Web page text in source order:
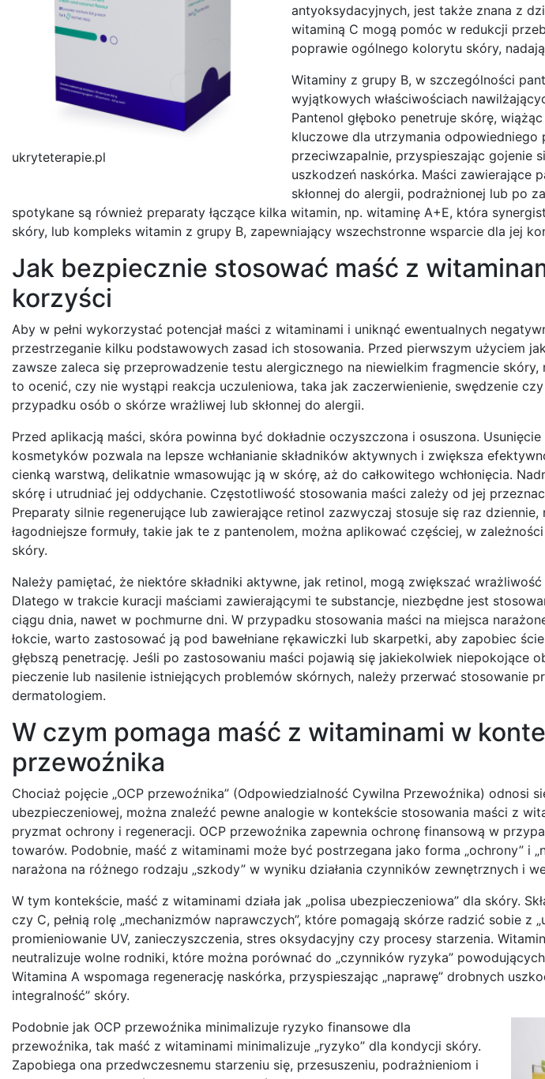
ukryteterapie.pl
antyoksydacyjnych, jest także znana z
witaminą C mogą pomóc w redukcji
poprawie ogólnego kolorytu skóry,
Witaminy z grupy B, w szczególności
wyjątkowych właściwościach
Pantenol głęboko penetruje skórę,
kluczowe dla utrzymania odpowiedniego
przeciwzapalnie, przyspieszając gojenie
uszkodzeń naskórka. Maści zawierające
skłonnej do alergii, podrażnionej lub po
spotykane są również preparaty łączące kilka witamin, np. witaminę A+E, która
skóry, lub kompleks witamin z grupy B, zapewniający wszechstronne wsparcie dla jej
Jak bezpiecznie stosować maść z
korzyści
Aby w pełni wykorzystać potencjał maści z witaminami i uniknąć ewentualnych
przestrzeganie kilku podstawowych zasad ich stosowania. Przed pierwszym użyciem
zawsze zaleca się przeprowadzenie testu alergicznego na niewielkim fragmencie skóry,
to ocenić, czy nie wystąpi reakcja uczuleniowa, taka jak zaczerwienienie, swędzenie
przypadku osób o skórze wrażliwej lub skłonnej do alergii.
Przed aplikacją maści, skóra powinna być dokładnie oczyszczona i osuszona.
kosmetyków pozwala na lepsze wchłanianie składników aktywnych i zwiększa
cienką warstwą, delikatnie wmasowując ją w skórę, aż do całkowitego wchłonięcia.
skórę i utrudniać jej oddychanie. Częstotliwość stosowania maści zależy od jej
Preparaty silnie regenerujące lub zawierające retinol zazwyczaj stosuje się raz
łagodniejsze formuły, takie jak te z pantenolem, można aplikować częściej, w
skóry.
Należy pamiętać, że niektóre składniki aktywne, jak retinol, mogą zwiększać
Dlatego w trakcie kuracji maściami zawierającymi te substancje, niezbędne jest
ciągu dnia, nawet w pochmurne dni. W przypadku stosowania maści na miejsca
łokcie, warto zastosować ją pod bawełniane rękawiczki lub skarpetki, aby zapobiec
głębszą penetrację. Jeśli po zastosowaniu maści pojawią się jakiekolwiek niepokojące
pieczenie lub nasilenie istniejących problemów skórnych, należy przerwać stosowanie
dermatologiem.
W czym pomaga maść z witaminami w
przewoźnika
Chociaż pojęcie „OCP przewoźnika” (Odpowiedzialność Cywilna Przewoźnika) odnosi
ubezpieczeniowej, można znaleźć pewne analogie w kontekście stosowania maści z
pryzmat ochrony i regeneracji. OCP przewoźnika zapewnia ochronę finansową w
towarów. Podobnie, maść z witaminami może być postrzegana jako forma „ochrony” i
narażona na różnego rodzaju „szkody” w wyniku działania czynników zewnętrznych i
W tym kontekście, maść z witaminami działa jak „polisa ubezpieczeniowa” dla skóry.
czy C, pełnią rolę „mechanizmów naprawczych”, które pomagają skórze radzić sobie z
promieniowanie UV, zanieczyszczenia, stres oksydacyjny czy procesy starzenia.
neutralizuje wolne rodniki, które można porównać do „czynników ryzyka”
Witamina A wspomaga regenerację naskórka, przyspieszając „naprawę” drobnych
integralność” skóry.
Podobnie jak OCP przewoźnika minimalizuje ryzyko finansowe dla
przewoźnika, tak maść z witaminami minimalizuje „ryzyko” dla kondycji skóry.
Zapobiega ona przedwczesnemu starzeniu się, przesuszeniu, podrażnieniom i